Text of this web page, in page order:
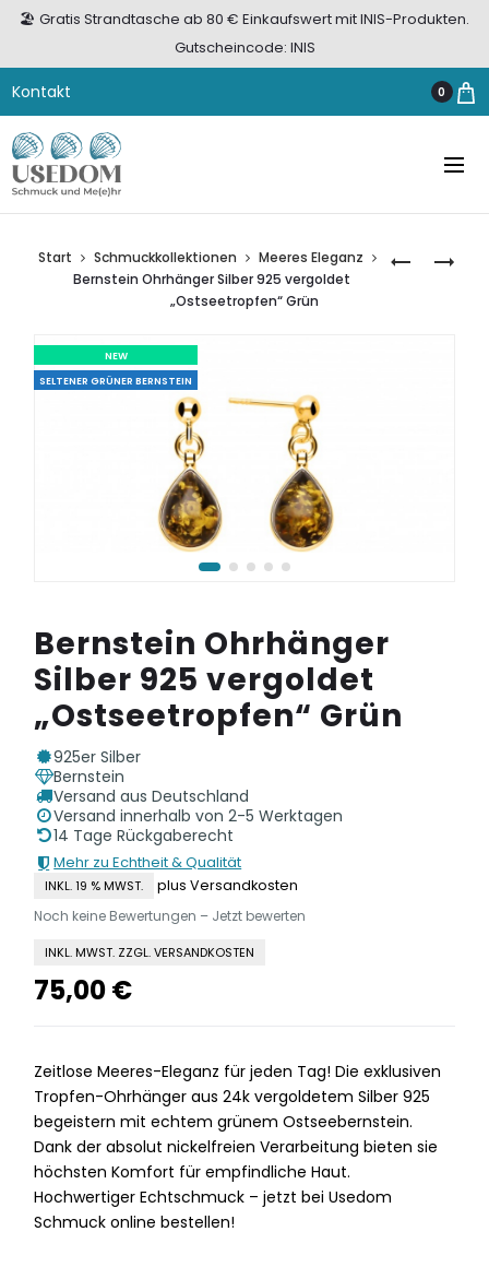
🏖️ Gratis Strandtasche ab 80 € Einkaufswert mit INIS-Produkten.
Gutscheincode: INIS
Kontakt 0
BERNSTEIN
BERNSTEIN
Start Schmuckkollektionen
Meeres Eleganz
Bernstein Ohrhänger Silber 925 vergoldet
„Ostseetropfen“ Grün
NEW
SELTENER GRÜNER BERNSTEIN
Bernstein Ohrhänger
Silber 925 vergoldet
„Ostseetropfen“ Grün
925er Silber
Bernstein
Versand aus Deutschland
Versand innerhalb von 2-5 Werktagen
14 Tage Rückgaberecht
Mehr zu Echtheit & Qualität
INKL. 19 % MWST.
plus Versandkosten
Noch keine Bewertungen – Jetzt bewerten
INKL. MWST. ZZGL. VERSANDKOSTEN
75,00€
Zeitlose Meeres-Eleganz für jeden Tag! Die exklusiven
Tropfen-Ohrhänger aus 24k vergoldetem Silber 925
begeistern mit echtem grünem Ostseebernstein.
Dank der absolut nickelfreien Verarbeitung bieten sie
höchsten Komfort für empfindliche Haut.
Hochwertiger Echtschmuck – jetzt bei Usedom
Schmuck online bestellen!